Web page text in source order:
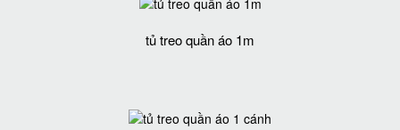
tủ treo quần áo 1m